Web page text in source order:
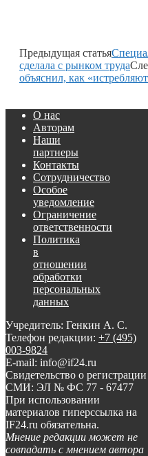
Предыдущая статья
сделала с рынком труда
объяснил, как
О нас
Авторам
Наши
партнеры
Контакты
Сотрудничество
Особое
уведомление
Ограничение
ответственности
Политика
в
отношении
обработки
персональных
данных
Учредитель: Генкин А. С.
Телефон редакции: +7 (495)
003-9824
E-mail: info@if24.ru
Свидетельство о регистрации
СМИ: ЭЛ № ФС 77 - 67477
При использовании
материалов гиперссылка на
IF24.ru обязательна.
Мнение редакции может не
совпадать с мнением автора